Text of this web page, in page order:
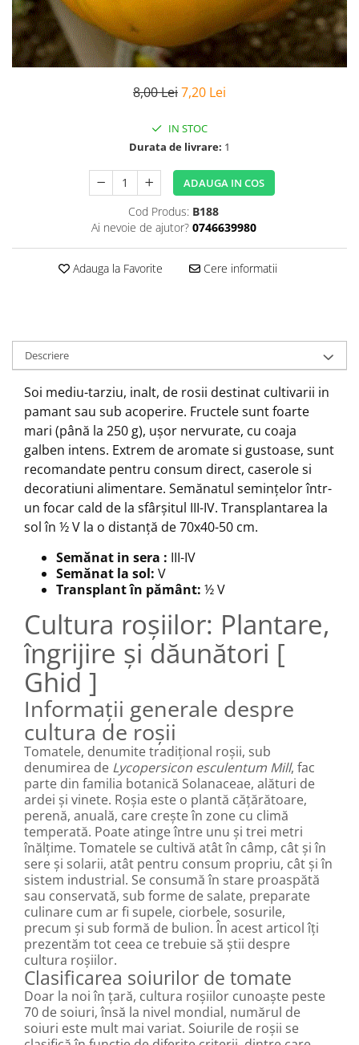
8,00 Lei7,20 Lei
IN STOC
Durata de livrare: 1
ADAUGA IN COS
Cod Produs: B188
Ai nevoie de ajutor? 0746639980
Adauga la Favorite Cere informatii
Descriere
Soi mediu-tarziu, inalt, de rosii destinat cultivarii in
pamant sau sub acoperire. Fructele sunt foarte
mari (până la 250 g), ușor nervurate, cu coaja
galben intens. Extrem de aromate si gustoase, sunt
recomandate pentru consum direct, caserole si
decoratiuni alimentare. Semănatul semințelor într-
un focar cald de la sfârșitul III-IV. Transplantarea la
sol în ½ V la o distanță de 70x40-50 cm.
Semănat in sera : III-IV
Semănat la sol: V
Transplant în pământ: ½ V
Cultura roșiilor: Plantare,
îngrijire și dăunători [
Ghid ]
Informații generale despre
cultura de roșii
Tomatele, denumite tradițional roșii, sub
denumirea de Lycopersicon esculentum Mill, fac
parte din familia botanică Solanaceae, alături de
ardei și vinete. Roșia este o plantă cățărătoare,
perenă, anuală, care crește în zone cu climă
temperată. Poate atinge între unu și trei metri
înălțime. Tomatele se cultivă atât în câmp, cât și în
sere și solarii, atât pentru consum propriu, cât și în
sistem industrial. Se consumă în stare proaspătă
sau conservată, sub forme de salate, preparate
culinare cum ar fi supele, ciorbele, sosurile,
precum și sub formă de bulion. În acest articol îți
prezentăm tot ceea ce trebuie să știi despre
cultura roșiilor.
Clasificarea soiurilor de tomate
Doar la noi în țară, cultura roșiilor cunoaște peste
70 de soiuri, însă la nivel mondial, numărul de
soiuri este mult mai variat. Soiurile de roșii se